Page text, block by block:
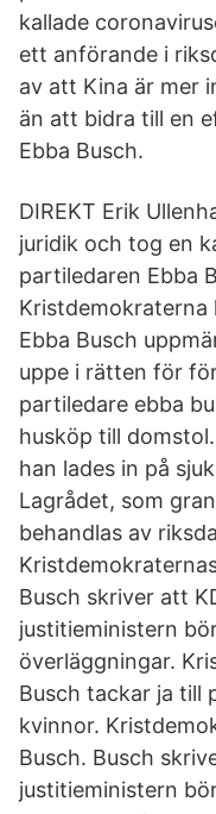
kallade
ett anförande i
av att Kina är mer
än att bidra till en
Ebba Busch.
DIREKT Erik
juridik och tog en
partiledaren Ebba
Kristdemokraterna
Ebba Busch
uppe i rätten för
partiledare ebba
husköp till
han lades in på
Lagrådet, som
behandlas av
Busch skriver att
justitieministern
överläggningar.
Busch tackar ja till
kvinnor.
Busch. Busch
justitieministern